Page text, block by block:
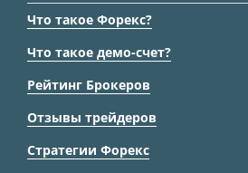
Что такое Форекс?
Что такое демо-счет?
Рейтинг Брокеров
Отзывы трейдеров
Стратегии Форекс